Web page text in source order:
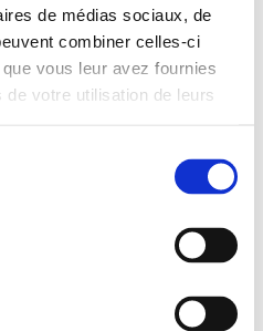
de médias sociaux, de
combiner celles-ci
vous leur avez fournies
votre utilisation de leurs